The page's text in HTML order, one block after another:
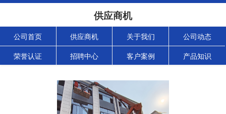
供应商机
公司首页 供应商机 关于我们 公司动态
荣誉认证 招聘中心 客户案例 产品知识